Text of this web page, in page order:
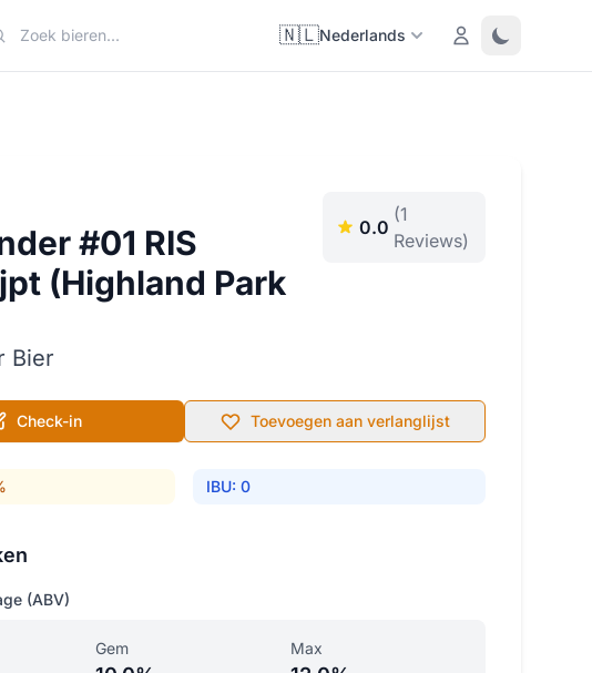
🇳🇱Nederlands Login Toggle
#01 RIS
(Highland Park
Bier
0.0
(1
Reviews)
Check-in Toevoegen aan verlanglijst
IBU: 0
(ABV)
Gem Max